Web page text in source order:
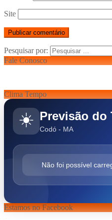
Site
Pesquisar por:
Fale Conosco
Clima Tempo
☀️ Previsão do
Codó - MA
Não foi possível
Estamos no Facebook